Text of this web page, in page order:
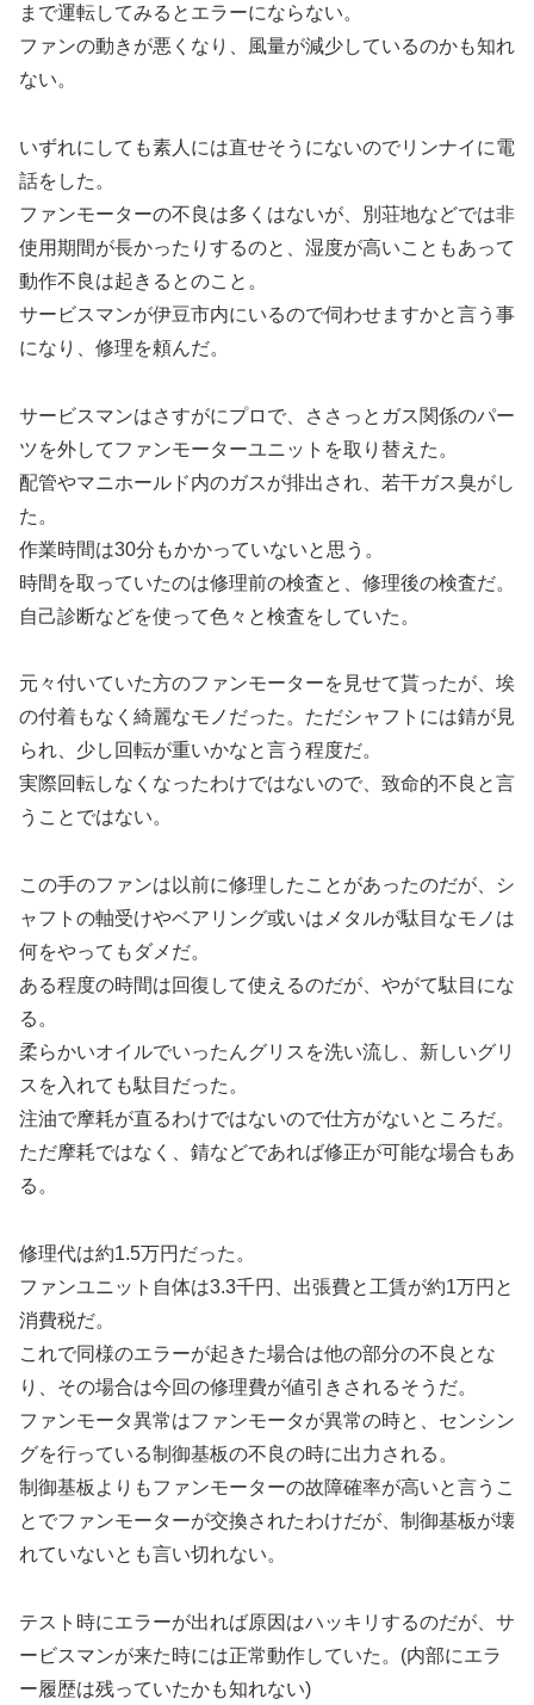
まで運転してみるとエラーにならない。
ファンの動きが悪くなり、風量が減少しているのかも知れ
ない。
いずれにしても素人には直せそうにないのでリンナイに電
話をした。
ファンモーターの不良は多くはないが、別荘地などでは非
使用期間が長かったりするのと、湿度が高いこともあって
動作不良は起きるとのこと。
サービスマンが伊豆市内にいるので伺わせますかと言う事
になり、修理を頼んだ。
サービスマンはさすがにプロで、ささっとガス関係のパー
ツを外してファンモーターユニットを取り替えた。
配管やマニホールド内のガスが排出され、若干ガス臭がし
た。
作業時間は30分もかかっていないと思う。
時間を取っていたのは修理前の検査と、修理後の検査だ。
自己診断などを使って色々と検査をしていた。
元々付いていた方のファンモーターを見せて貰ったが、埃
の付着もなく綺麗なモノだった。ただシャフトには錆が見
られ、少し回転が重いかなと言う程度だ。
実際回転しなくなったわけではないので、致命的不良と言
うことではない。
この手のファンは以前に修理したことがあったのだが、シ
ャフトの軸受けやベアリング或いはメタルが駄目なモノは
何をやってもダメだ。
ある程度の時間は回復して使えるのだが、やがて駄目にな
る。
柔らかいオイルでいったんグリスを洗い流し、新しいグリ
スを入れても駄目だった。
注油で摩耗が直るわけではないので仕方がないところだ。
ただ摩耗ではなく、錆などであれば修正が可能な場合もあ
る。
修理代は約1.5万円だった。
ファンユニット自体は3.3千円、出張費と工賃が約1万円と
消費税だ。
これで同様のエラーが起きた場合は他の部分の不良とな
り、その場合は今回の修理費が値引きされるそうだ。
ファンモータ異常はファンモータが異常の時と、センシン
グを行っている制御基板の不良の時に出力される。
制御基板よりもファンモーターの故障確率が高いと言うこ
とでファンモーターが交換されたわけだが、制御基板が壊
れていないとも言い切れない。
テスト時にエラーが出れば原因はハッキリするのだが、サ
ービスマンが来た時には正常動作していた。(内部にエラ
ー履歴は残っていたかも知れない)